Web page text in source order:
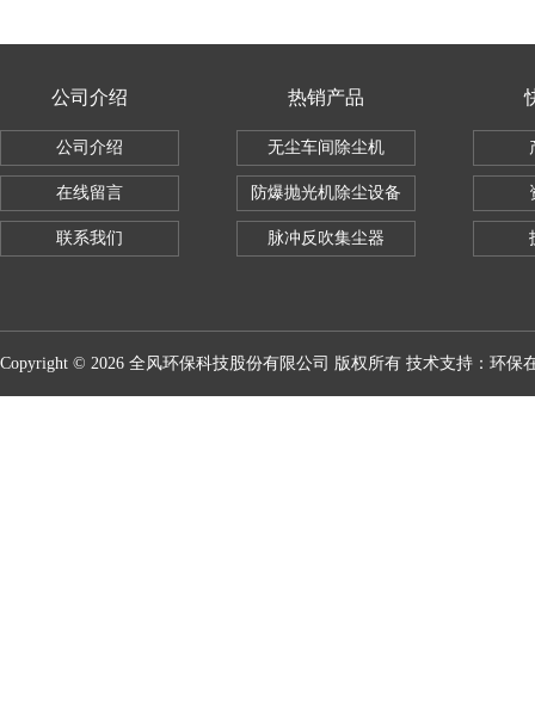
公司介绍
公司介绍
在线留言
联系我们
热销产品
无尘车间除尘机
防爆抛光机除尘设备
脉冲反吹集尘器
Copyright © 2026 全风环保科技股份有限公司 版权所有 技术支持： 环保